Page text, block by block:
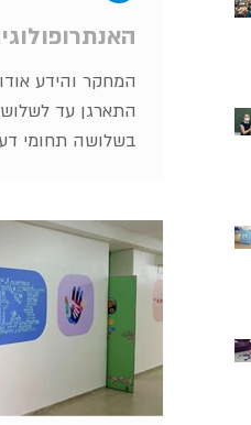
המחקר והידע
התארגן עד
בשלושה תחומי